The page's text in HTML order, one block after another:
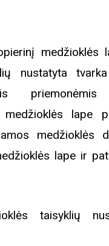
medžioklės
nustatyta
medžioklės lape
medžioklės
lape ir
taisyklių